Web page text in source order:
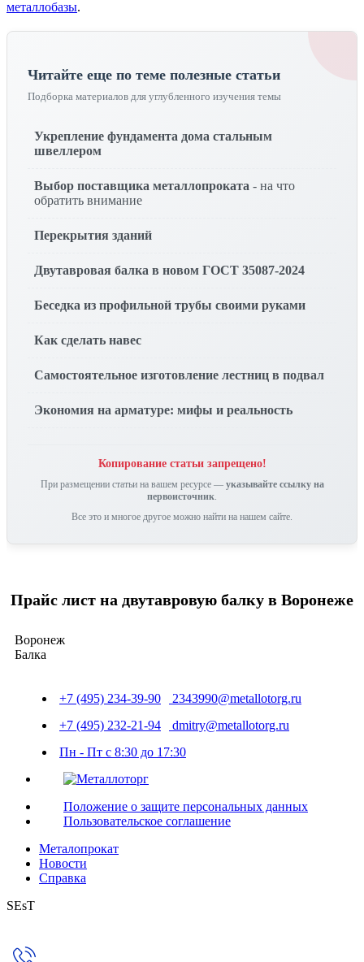
металлобазы.
Читайте еще по теме полезные статьи
Подборка материалов для углубленного изучения темы
Укрепление фундамента дома стальным
швеллером
Выбор поставщика металлопроката - на что
обратить внимание
Перекрытия зданий
Двутавровая балка в новом ГОСТ 35087-2024
Беседка из профильной трубы своими руками
Как сделать навес
Самостоятельное изготовление лестниц в подвал
Экономия на арматуре: мифы и реальность
Копирование статьи запрещено!
При размещении статьи на вашем ресурсе — указывайте ссылку на
первоисточник.
Все это и многое другое можно найти на нашем сайте.
Прайс лист на двутавровую балку в Воронеже
Воронеж
Балка
+7 (495) 234-39-90
2343990@metallotorg.ru
+7 (495) 232-21-94
dmitry@metallotorg.ru
Пн - Пт с 8:30 до 17:30
Положение о защите персональных данных
Пользовательское соглашение
Металопрокат
Новости
Справка
SEsT